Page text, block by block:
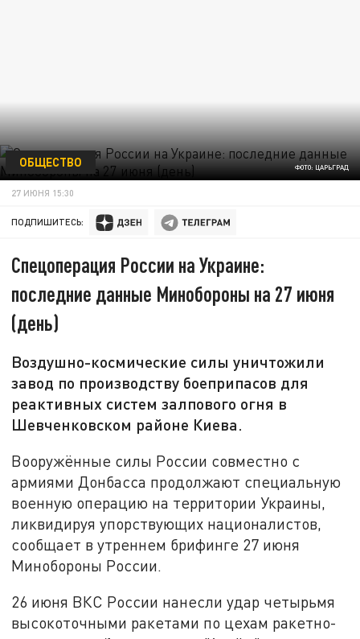
ФОТО: ЦАРЬГРАД
ОБЩЕСТВО
27 ИЮНЯ 15:30
ПОДПИШИТЕСЬ:
Спецоперация России на Украине:
последние данные Минобороны на 27 июня
(день)
Воздушно-космические силы уничтожили
завод по производству боеприпасов для
реактивных систем залпового огня в
Шевченковском районе Киева.
Вооружённые силы России совместно с
армиями Донбасса продолжают специальную
военную операцию на территории Украины,
ликвидируя упорствующих националистов,
сообщает в утреннем брифинге 27 июня
Минобороны России.
26 июня ВКС России нанесли удар четырьмя
высокоточными ракетами по цехам ракетно-